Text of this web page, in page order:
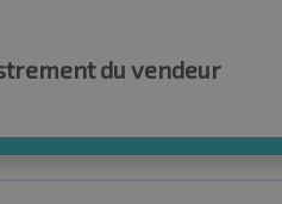
du vendeur